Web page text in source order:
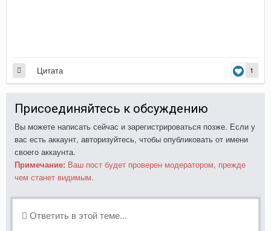
1
Цитата
Присоединяйтесь к обсуждению
Вы можете написать сейчас и зарегистрироваться позже. Если у
вас есть аккаунт, авторизуйтесь, чтобы опубликовать от имени
своего аккаунта.
Примечание: Ваш пост будет проверен модератором, прежде
чем станет видимым.
Ответить в этой теме...